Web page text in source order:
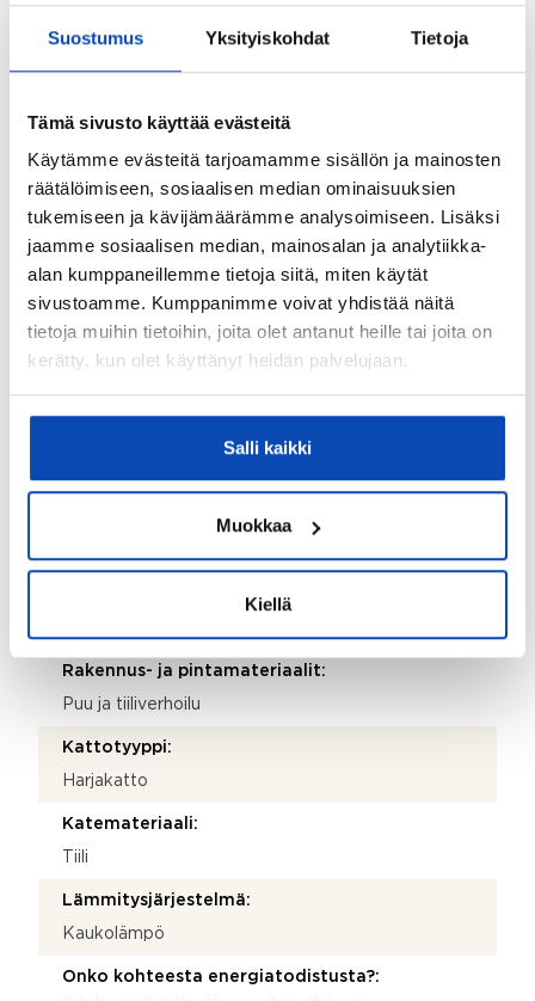
Suostumus Yksityiskohdat Tietoja
Tämä sivusto käyttää evästeitä
Käytämme evästeitä tarjoamamme sisällön ja mainosten
räätälöimiseen, sosiaalisen median ominaisuuksien
tukemiseen ja kävijämäärämme analysoimiseen. Lisäksi
jaamme sosiaalisen median, mainosalan ja analytiikka-
alan kumppaneillemme tietoja siitä, miten käytät
sivustoamme. Kumppanimme voivat yhdistää näitä
tietoja muihin tietoihin, joita olet antanut heille tai joita on
kerätty, kun olet käyttänyt heidän palvelujaan.
Salli kaikki
Muokkaa
Kiellä
Ei
Taloyhtiössä on antenni:
Myyjän aikana huoneistoon tehdyt toimenpiteet:
Keittiö, takkahuone, erillinen WC
Hyvä
Kohde myydään kalustettuna:
Valmistumisvuosi:
Rakennus- ja pintamateriaalit:
Puu ja tiiliverhoilu
Kattotyyppi:
Harjakatto
Katemateriaali:
Tiili
Lämmitysjärjestelmä:
Kaukolämpö
Onko kohteesta energiatodistusta?: